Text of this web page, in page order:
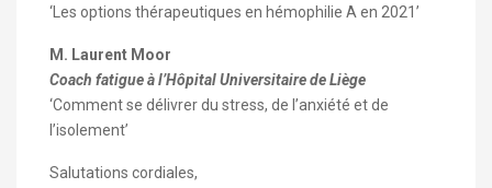
‘Les options thérapeutiques en hémophilie A en 2021’
M. Laurent Moor
Coach fatigue à l’Hôpital Universitaire de Liège
‘Comment se délivrer du stress, de l’anxiété et de
l’isolement’
Salutations cordiales,